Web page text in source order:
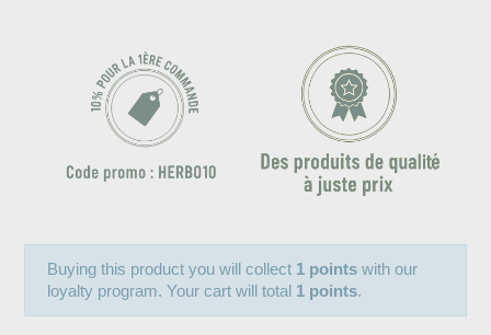
Buying this product you will collect 1 points with our
loyalty program. Your cart will total 1 points.